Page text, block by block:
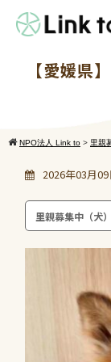
【愛媛県
NPO法人 Link to > 里親
2026年03月09
里親募集中（犬）